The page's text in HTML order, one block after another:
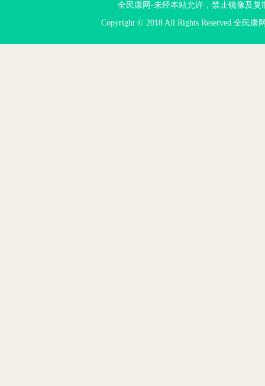
全民康网-未经本站允许，禁止镜像及复
Copyright © 2018 All Rights Reserved 全民康